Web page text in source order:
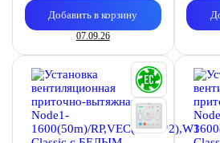
Добавить в корзину
07.09.26